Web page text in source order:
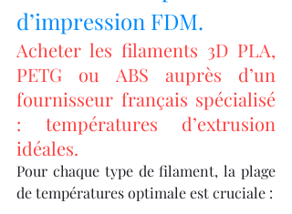
d’impression FDM.
Acheter les filaments 3D PLA,
PETG ou ABS auprès d’un
fournisseur français spécialisé
: températures d’extrusion
idéales.
Pour chaque type de filament, la plage
de températures optimale est cruciale :